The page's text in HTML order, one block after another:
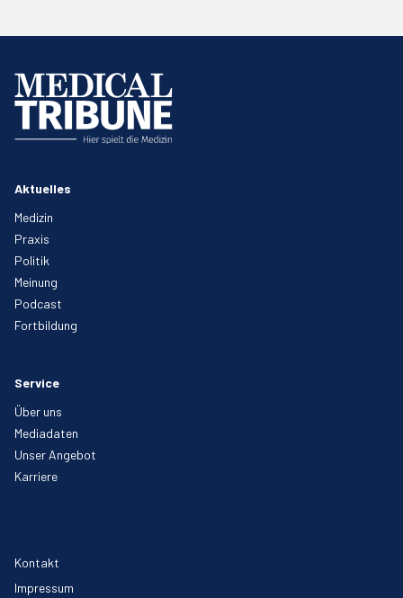
Aktuelles
Medizin
Praxis
Politik
Meinung
Podcast
Fortbildung
Service
Über uns
Mediadaten
Unser Angebot
Karriere
Kontakt
Impressum